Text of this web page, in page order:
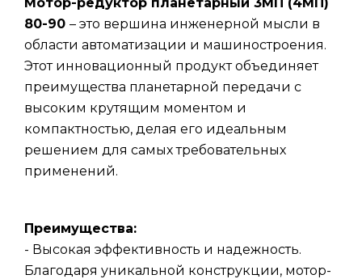
80-90 – это вершина инженерной мысли в
области автоматизации и машиностроения.
Этот инновационный продукт объединяет
преимущества планетарной передачи с
высоким крутящим моментом и
компактностью, делая его идеальным
решением для самых требовательных
применений.
Преимущества:
- Высокая эффективность и надежность.
Благодаря уникальной конструкции, мотор-